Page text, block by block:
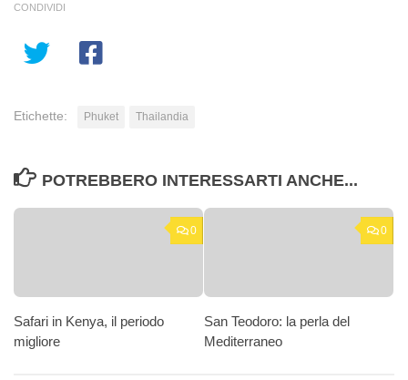
CONDIVIDI
Etichette: Phuket Thailandia
POTREBBERO INTERESSARTI ANCHE...
0
Safari in Kenya, il periodo
migliore
0
San Teodoro: la perla del
Mediterraneo